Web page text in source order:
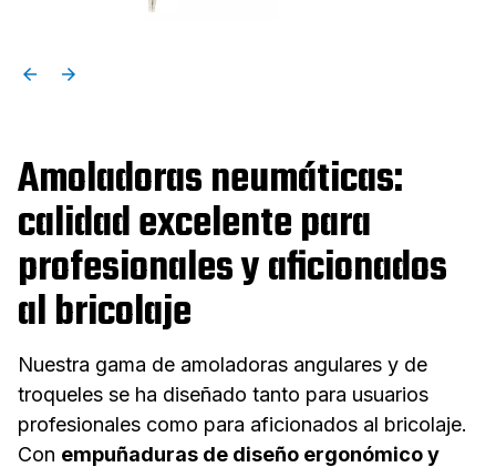
Amoladoras neumáticas:
calidad excelente para
profesionales y aficionados
al bricolaje
Nuestra gama de amoladoras angulares y de
troqueles se ha diseñado tanto para usuarios
profesionales como para aficionados al bricolaje.
Con empuñaduras de diseño ergonómico y